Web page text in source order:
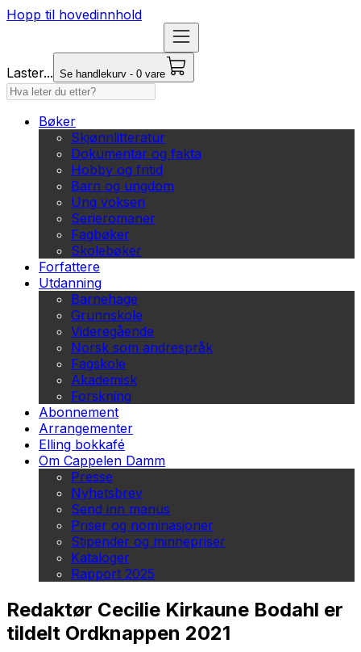
Hopp til hovedinnhold
Laster... Se handlekurv - 0 vare
Bøker
Skjønnlitteratur
Dokumentar og fakta
Hobby og fritid
Barn og ungdom
Ung voksen
Serieromaner
Fagbøker
Skolebøker
Forfattere
Utdanning
Barnehage
Grunnskole
Videregående
Norsk som andrespråk
Fagskole
Akademisk
Forskning
Abonnement
Arrangementer
Elling bokkafé
Om Cappelen Damm
Presse
Nyhetsbrev
Send inn manus
Priser og nominasjoner
Stipender og minnepriser
Kataloger
Rapport 2025
Redaktør Cecilie Kirkaune Bodahl er
tildelt Ordknappen 2021